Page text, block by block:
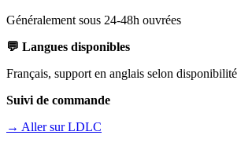
Généralement sous 24-48h ouvrées
💬 Langues disponibles
Français, support en anglais selon disponibilité
Suivi de commande
→ Aller surLDLC